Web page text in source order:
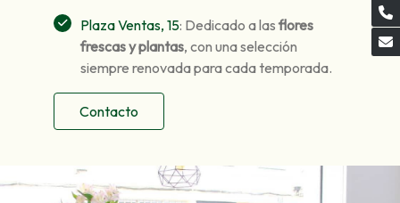
Plaza Ventas, 15: Dedicado a lasflores
frescas y plantas, con una selección
siempre renovada para cada temporada.
Contacto